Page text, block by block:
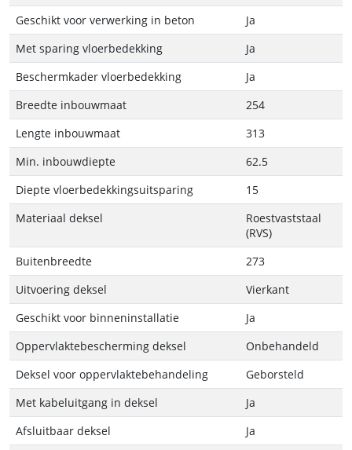
Geschikt voor verwerking in beton
Ja
Met sparing vloerbedekking
Ja
Beschermkader vloerbedekking
Ja
Breedte inbouwmaat
254
Lengte inbouwmaat
313
Min. inbouwdiepte
62.5
Diepte vloerbedekkingsuitsparing
15
Materiaal deksel
Roestvaststaal
(RVS)
Buitenbreedte
273
Uitvoering deksel
Vierkant
Geschikt voor binneninstallatie
Ja
Oppervlaktebescherming deksel
Onbehandeld
Deksel voor oppervlaktebehandeling
Geborsteld
Met kabeluitgang in deksel
Ja
Afsluitbaar deksel
Ja